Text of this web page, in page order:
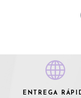
ENTREGA